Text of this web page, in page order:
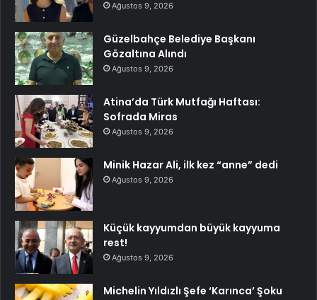
Ağustos 9, 2026
Güzelbahçe Belediye Başkanı
Gözaltına Alındı
Ağustos 9, 2026
Atina’da Türk Mutfağı Haftası:
Sofrada Miras
Ağustos 9, 2026
Minik Hazar Ali, ilk kez “anne” dedi
Ağustos 9, 2026
Küçük kayyumdan büyük kayyuma
rest!
Ağustos 9, 2026
Michelin Yıldızlı Şefe ‘Karınca’ Şoku